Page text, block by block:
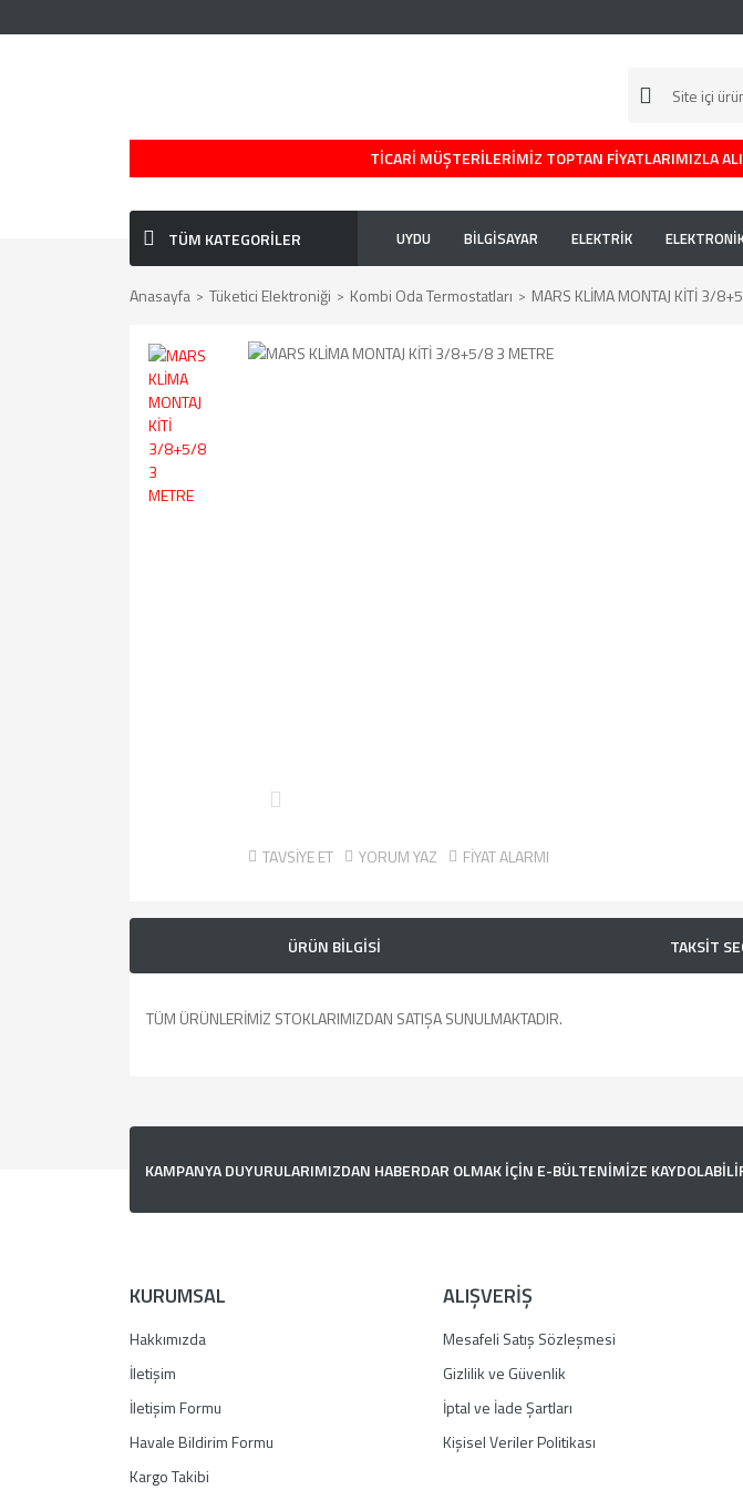
TİCARİ MÜŞTERİLERİMİZ TOPTAN FİYATLARIMIZLA
TÜM KATEGORİLER UYDU BİLGİSAYAR ELEKTRİK
Anasayfa Tüketici Elektroniği Kombi Oda Termostatları MARS KLİMA MONTAJ KİTİ 3/
TAVSİYE ET YORUM YAZ FİYAT ALARMI
ÜRÜN BİLGİSİ TAKSİT
TÜM ÜRÜNLERİMİZ STOKLARIMIZDAN SATIŞA SUNULMAKTADIR.
Ürün resmi kalitesiz, bozuk veya görüntülenemiyor.
Bu ürüne benzer farklı alternatifler olmalı.
KAMPANYA DUYURULARIMIZDAN HABERDAR OLMAK İÇİN E-BÜLTENİMİZE
KURUMSAL
Hakkımızda
İletişim
İletişim Formu
Havale Bildirim Formu
Kargo Takibi
ALIŞVERİŞ
Mesafeli Satış Sözleşmesi
Gizlilik ve Güvenlik
İptal ve İade Şartları
Kişisel Veriler Politikası